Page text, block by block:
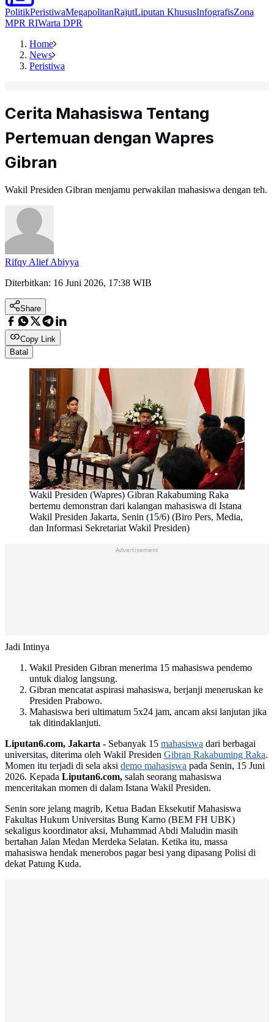
PolitikPeristiwaMegapolitanRajutLiputan KhususInfografisZona
MPR RIWarta DPR
Home
News
Peristiwa
Cerita Mahasiswa Tentang
Pertemuan dengan Wapres
Gibran
Wakil Presiden Gibran menjamu perwakilan mahasiswa dengan teh.
Rifqy Alief Abiyya
Diterbitkan: 16 Juni 2026, 17:38 WIB
Share
Copy Link
Batal
Wakil Presiden (Wapres) Gibran Rakabuming Raka
bertemu demonstran dari kalangan mahasiswa di Istana
Wakil Presiden Jakarta, Senin (15/6) (Biro Pers, Media,
dan Informasi Sekretariat Wakil Presiden)
Advertisement
Jadi Intinya
Wakil Presiden Gibran menerima 15 mahasiswa pendemo
untuk dialog langsung.
Gibran mencatat aspirasi mahasiswa, berjanji meneruskan ke
Presiden Prabowo.
Mahasiswa beri ultimatum 5x24 jam, ancam aksi lanjutan jika
tak ditindaklanjuti.
Liputan6.com, Jakarta - Sebanyak 15 mahasiswa dari berbagai
universitas, diterima oleh Wakil Presiden Gibran Rakabuming Raka.
Momen itu terjadi di sela aksi demo mahasiswa pada Senin, 15 Juni
2026. Kepada Liputan6.com, salah seorang mahasiswa
menceritakan momen di dalam Istana Wakil Presiden.
Senin sore jelang magrib, Ketua Badan Eksekutif Mahasiswa
Fakultas Hukum Universitas Bung Karno (BEM FH UBK)
sekaligus koordinator aksi, Muhammad Abdi Maludin masih
bertahan Jalan Medan Merdeka Selatan. Ketika itu, massa
mahasiswa hendak menerobos pagar besi yang dipasang Polisi di
dekat Patung Kuda.